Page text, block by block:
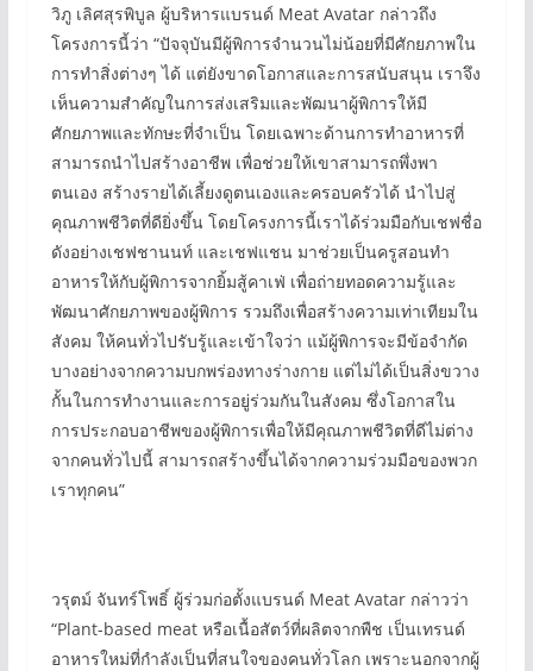
วิภู เลิศสุรพิบูล ผู้บริหารแบรนด์ Meat Avatar กล่าวถึง
โครงการนี้ว่า “ปัจจุบันมีผู้พิการจำนวนไม่น้อยที่มีศักยภาพใน
การทำสิ่งต่างๆ ได้ แต่ยังขาดโอกาสและการสนับสนุน เราจึง
เห็นความสำคัญในการส่งเสริมและพัฒนาผู้พิการให้มี
ศักยภาพและทักษะที่จำเป็น โดยเฉพาะด้านการทำอาหารที่
สามารถนำไปสร้างอาชีพ เพื่อช่วยให้เขาสามารถพึ่งพา
ตนเอง สร้างรายได้เลี้ยงดูตนเองและครอบครัวได้ นำไปสู่
คุณภาพชีวิตที่ดียิ่งขึ้น โดยโครงการนี้เราได้ร่วมมือกับเชฟชื่อ
ดังอย่างเชฟชานนท์ และเชฟแชน มาช่วยเป็นครูสอนทำ
อาหารให้กับผู้พิการจากยิ้มสู้คาเฟ่ เพื่อถ่ายทอดความรู้และ
พัฒนาศักยภาพของผู้พิการ รวมถึงเพื่อสร้างความเท่าเทียมใน
สังคม ให้คนทั่วไปรับรู้และเข้าใจว่า แม้ผู้พิการจะมีข้อจำกัด
บางอย่างจากความบกพร่องทางร่างกาย แต่ไม่ได้เป็นสิ่งขวาง
กั้นในการทำงานและการอยู่ร่วมกันในสังคม ซึ่งโอกาสใน
การประกอบอาชีพของผู้พิการเพื่อให้มีคุณภาพชีวิตที่ดีไม่ต่าง
จากคนทั่วไปนี้ สามารถสร้างขึ้นได้จากความร่วมมือของพวก
เราทุกคน”
วรุตม์ จันทร์โพธิ์ ผู้ร่วมก่อตั้งแบรนด์ Meat Avatar กล่าวว่า
“Plant-based meat หรือเนื้อสัตว์ที่ผลิตจากพืช เป็นเทรนด์
อาหารใหม่ที่กำลังเป็นที่สนใจของคนทั่วโลก เพราะนอกจากผู้